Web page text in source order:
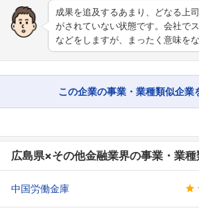
成果を追及するあまり、どなる上
がされていない状態です。会社で
などをしますが、まったく意味を
この企業の事業・業種類似企業
広島県×その他金融業界の事業・業
中国労働金庫